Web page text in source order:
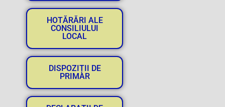
HOTĂRĂRI ALE
CONSILIULUI
LOCAL
DISPOZIȚII DE
PRIMAR